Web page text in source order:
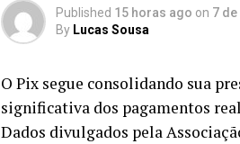
Published 15 horas ago on 7
By Lucas Sousa
O Pix segue consolidando sua
significativa dos pagamentos
Dados divulgados pela